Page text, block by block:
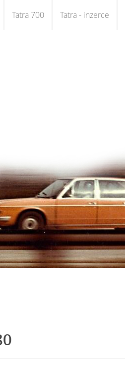
Tatra 700 Tatra - inzerce